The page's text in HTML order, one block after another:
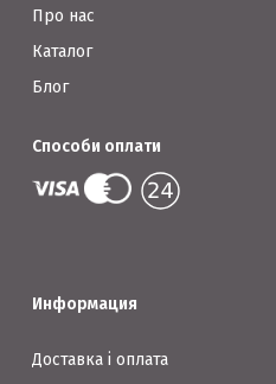
Про нас
Каталог
Блог
Способи оплати
Информация
Доставка і оплата